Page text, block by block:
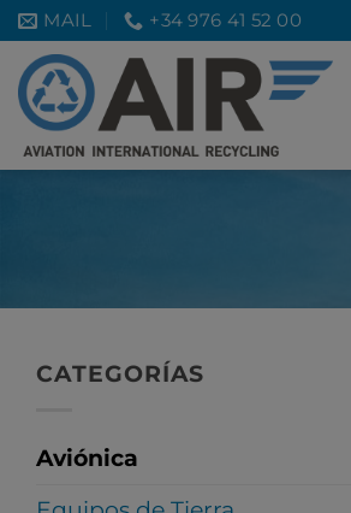
Saltar
contenido
MAIL +34 976 41 52 00
CATEGORÍAS
Aviónica